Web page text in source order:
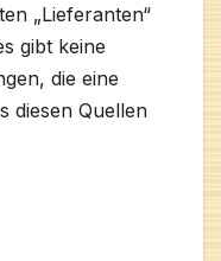
„Lieferanten“
gibt keine
die eine
diesen Quellen